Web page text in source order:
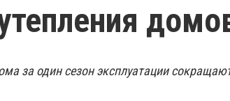
за один сезон эксплуатации